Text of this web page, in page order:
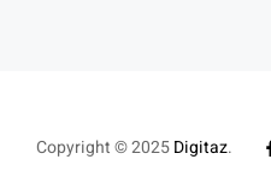
Copyright © 2025Digitaz.